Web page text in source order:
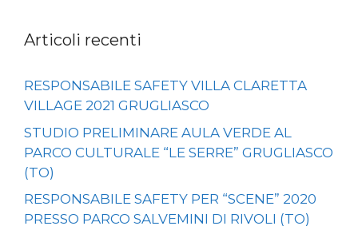
Articoli recenti
RESPONSABILE SAFETY VILLA CLARETTA
VILLAGE 2021 GRUGLIASCO
STUDIO PRELIMINARE AULA VERDE AL
PARCO CULTURALE “LE SERRE” GRUGLIASCO
(TO)
RESPONSABILE SAFETY PER “SCENE” 2020
PRESSO PARCO SALVEMINI DI RIVOLI (TO)